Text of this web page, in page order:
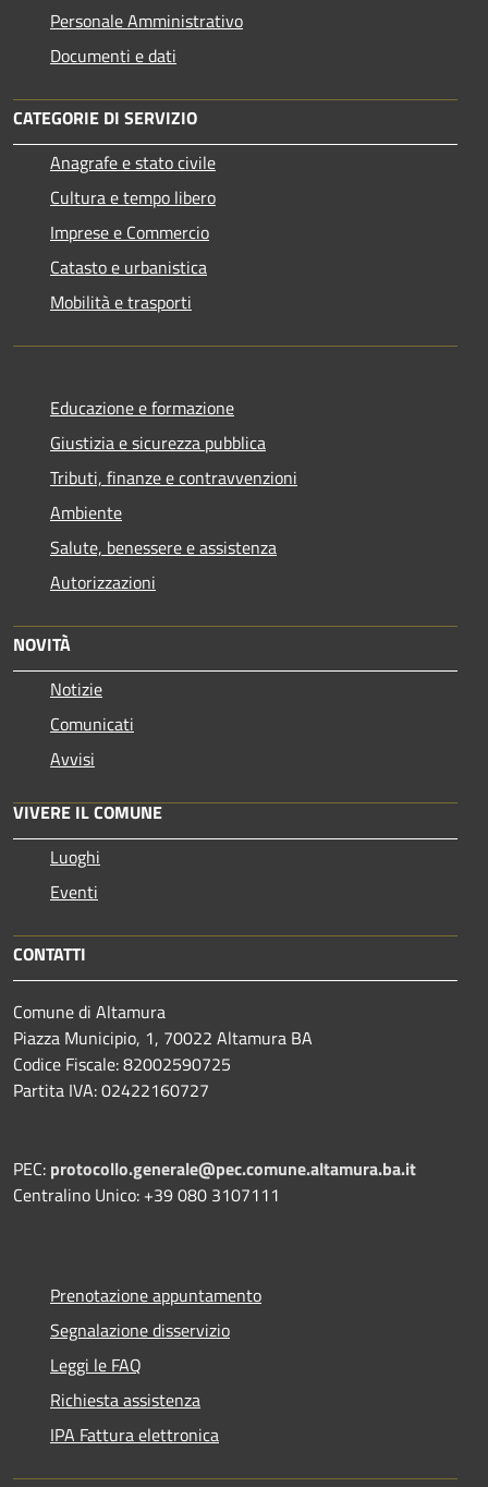
Personale Amministrativo
Documenti e dati
CATEGORIE DI SERVIZIO
Anagrafe e stato civile
Cultura e tempo libero
Imprese e Commercio
Catasto e urbanistica
Mobilità e trasporti
Educazione e formazione
Giustizia e sicurezza pubblica
Tributi, finanze e contravvenzioni
Ambiente
Salute, benessere e assistenza
Autorizzazioni
NOVITÀ
Notizie
Comunicati
Avvisi
VIVERE IL COMUNE
Luoghi
Eventi
CONTATTI
Comune di Altamura
Piazza Municipio, 1, 70022 Altamura BA
Codice Fiscale: 82002590725
Partita IVA: 02422160727
PEC: protocollo.generale@pec.comune.altamura.ba.it
Centralino Unico: +39 080 3107111
Prenotazione appuntamento
Segnalazione disservizio
Leggi le FAQ
Richiesta assistenza
IPA Fattura elettronica